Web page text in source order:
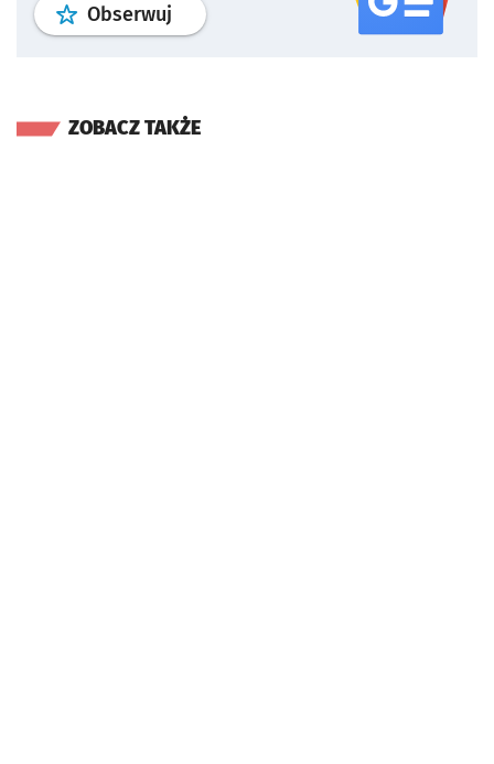
Obserwuj profil serwisu
ZOBACZ TAKŻE